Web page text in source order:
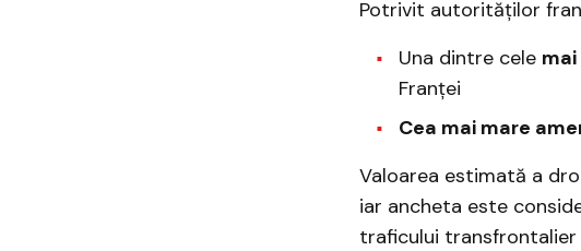
Potrivit autorităților
Una dintre cele
Franței
Cea mai mare
Valoarea estimată a
iar ancheta este
traficului